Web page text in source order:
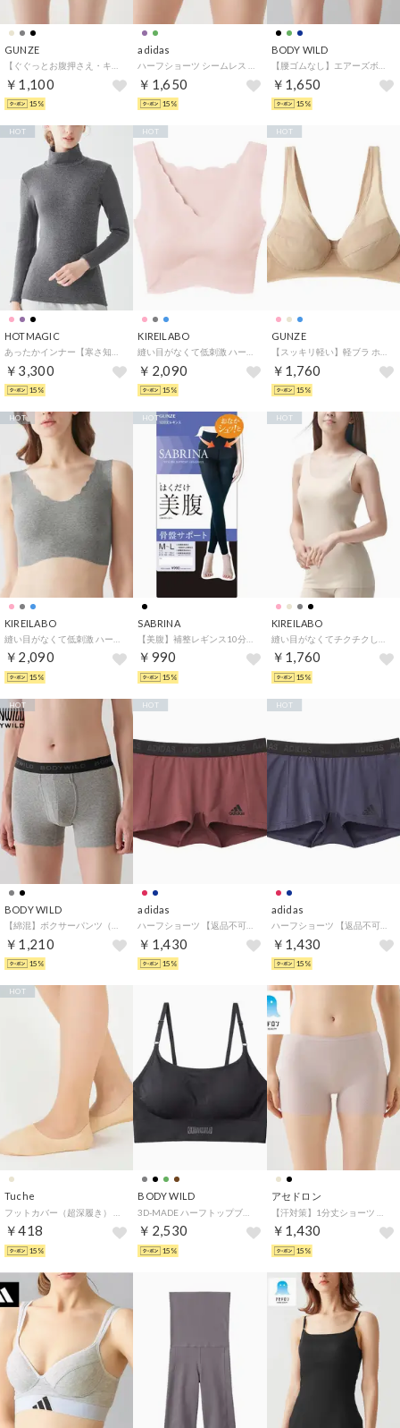
GUNZE
￥1,100
15%
adidas
￥1,650
15%
BODY WILD
￥1,650
15%
HOTMAGIC
あったかインナー【寒さ知らず】 ハイネック長袖 吸湿発熱 裏起毛 秋冬（ブラックモク）
￥3,300
HOT
15%
KIREILABO
縫い目がなくて低刺激 ハーフトップ うるおい保湿 （スモークピンク）
￥2,090
HOT
15%
GUNZE
【スッキリ軽い】軽ブラ ホック無しノンワイヤーブラジャー （クリスタルベージュ）
￥1,760
HOT
15%
KIREILABO
￥2,090
HOT
15%
SABRINA
￥990
HOT
15%
KIREILABO
￥1,760
HOT
15%
BODY WILD
￥1,210
HOT
15%
adidas
￥1,430
HOT
15%
adidas
ハーフショーツ 【返品不可商品】 （ディープブルー）
￥1,430
HOT
15%
Tuche
￥418
HOT
15%
BODY WILD
￥2,530
15%
アセドロン
￥1,430
15%